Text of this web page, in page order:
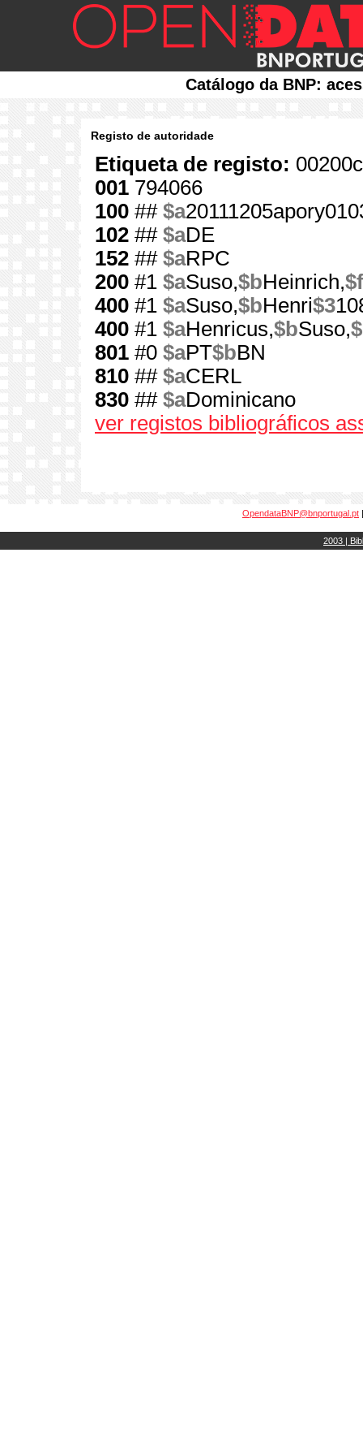
Catálogo da BNP:
Registo de autoridade
Etiqueta de registo:
001 794066
100 ## $a
102 ## $aDE
152 ## $aRPC
200 #1 $aSuso,$bHeinrich,$f
400 #1 $aSuso,$bHenri$3
400 #1 $aHenricus,$bSuso,
801 #0 $aPT$bBN
810 ## $aCERL
830 ## $aDominicano
ver registos bibliográficos
OpendataBNP@bnportugal.pt
2003 |